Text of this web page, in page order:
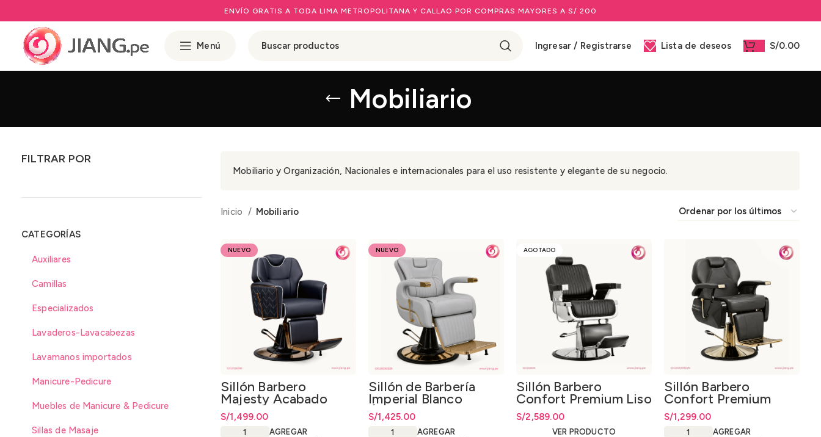
ENVÍO GRATIS A TODA LIMA METROPOLITANA Y CALLAO POR COMPRAS MAYORES A S/ 200
Menú Ingresar / Registrarse Lista de deseos S/0.00
Mobiliario
FILTRAR POR
CATEGORÍAS
Auxiliares
Camillas
Especializados
Lavaderos-Lavacabezas
Lavamanos importados
Manicure-Pedicure
Muebles de Manicure & Pedicure
Sillas de Masaje
Mobiliario y Organización, Nacionales e internacionales para el uso resistente y elegante de su negocio.
Inicio Mobiliario
NUEVO
Sillón Barbero
Majesty Acabado
Bronce
S/1,499.00
AGREGAR
NUEVO
Sillón de Barbería
Imperial Blanco
Ártico
S/1,425.00
AGREGAR
AGOTADO
Sillón Barbero
Confort Premium Liso
S/2,589.00
VER PRODUCTO
Sillón Barbero
Confort Premium
Dorado con Negro
S/1,299.00
AGREGAR